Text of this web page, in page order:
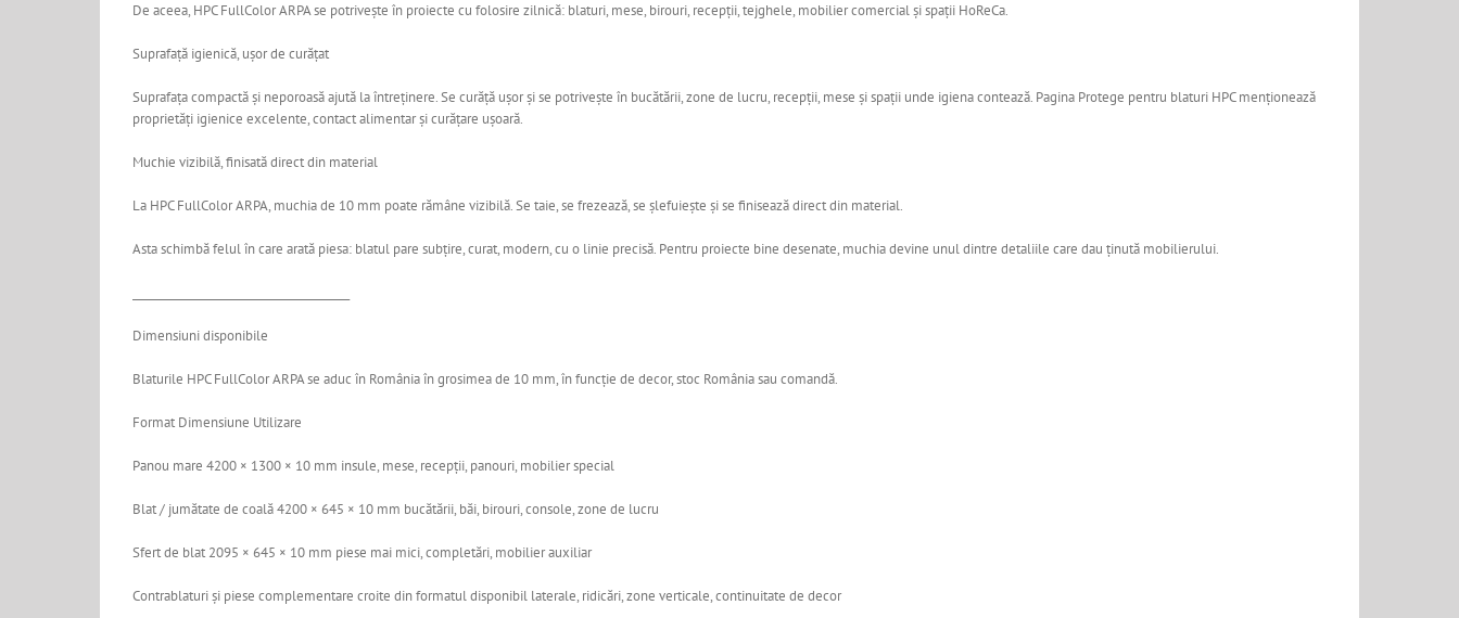
De aceea, HPC FullColor ARPA se potrivește în proiecte cu folosire zilnică: blaturi, mese, birouri, recepții, tejghele, mobilier comercial și spații HoReCa.
Suprafață igienică, ușor de curățat
Suprafața compactă și neporoasă ajută la întreținere. Se curăță ușor și se potrivește în bucătării, zone de lucru, recepții, mese și spații unde igiena contează. Pagina Protege pentru blaturi HPC menționează
proprietăți igienice excelente, contact alimentar și curățare ușoară.
Muchie vizibilă, finisată direct din material
La HPC FullColor ARPA, muchia de 10 mm poate rămâne vizibilă. Se taie, se frezează, se șlefuiește și se finisează direct din material.
Asta schimbă felul în care arată piesa: blatul pare subțire, curat, modern, cu o linie precisă. Pentru proiecte bine desenate, muchia devine unul dintre detaliile care dau ținută mobilierului.
Dimensiuni disponibile
Blaturile HPC FullColor ARPA se aduc în România în grosimea de 10 mm, în funcție de decor, stoc România sau comandă.
Format Dimensiune Utilizare
Panou mare 4200 × 1300 × 10 mm insule, mese, recepții, panouri, mobilier special
Blat / jumătate de coală 4200 × 645 × 10 mm bucătării, băi, birouri, console, zone de lucru
Sfert de blat 2095 × 645 × 10 mm piese mai mici, completări, mobilier auxiliar
Contrablaturi și piese complementare croite din formatul disponibil laterale, ridicări, zone verticale, continuitate de decor